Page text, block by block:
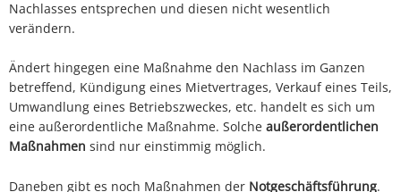
Nachlasses entsprechen und diesen nicht wesentlich
verändern.
Ändert hingegen eine Maßnahme den Nachlass im Ganzen
betreffend, Kündigung eines Mietvertrages, Verkauf eines Teils,
Umwandlung eines Betriebszweckes, etc. handelt es sich um
eine außerordentliche Maßnahme. Solche außerordentlichen
Maßnahmen sind nur einstimmig möglich.
Daneben gibt es noch Maßnahmen der Notgeschäftsführung.